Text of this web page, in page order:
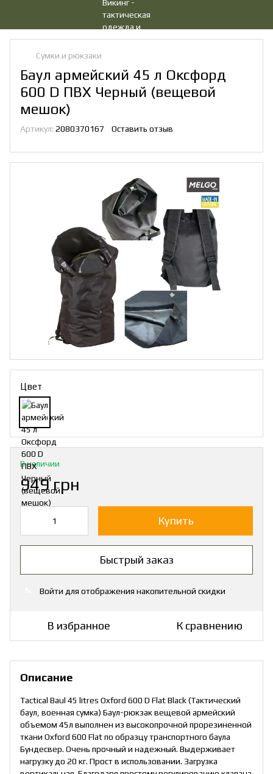
Сумки и рюкзаки
Баул армейский 45 л Оксфорд
600 D ПВХ Черный (вещевой
мешок)
Артикул: 2080370167 Оставить отзыв
Цвет
В наличии
949 грн
Купить
Быстрый заказ
Войти для отображения накопительной скидки
В избранное К сравнению
Описание
Tactical Baul 45 litres Oxford 600 D Flat Black (Тактический
баул, военная сумка) Баул-рюкзак вещевой армейский
объемом 45л выполнен из высокопрочной прорезиненной
ткани Oxford 600 Flat по образцу транспортного баула
Бундесвер. Очень прочный и надежный. Выдерживает
нагрузку до 20 кг. Прост в использовании. Загрузка